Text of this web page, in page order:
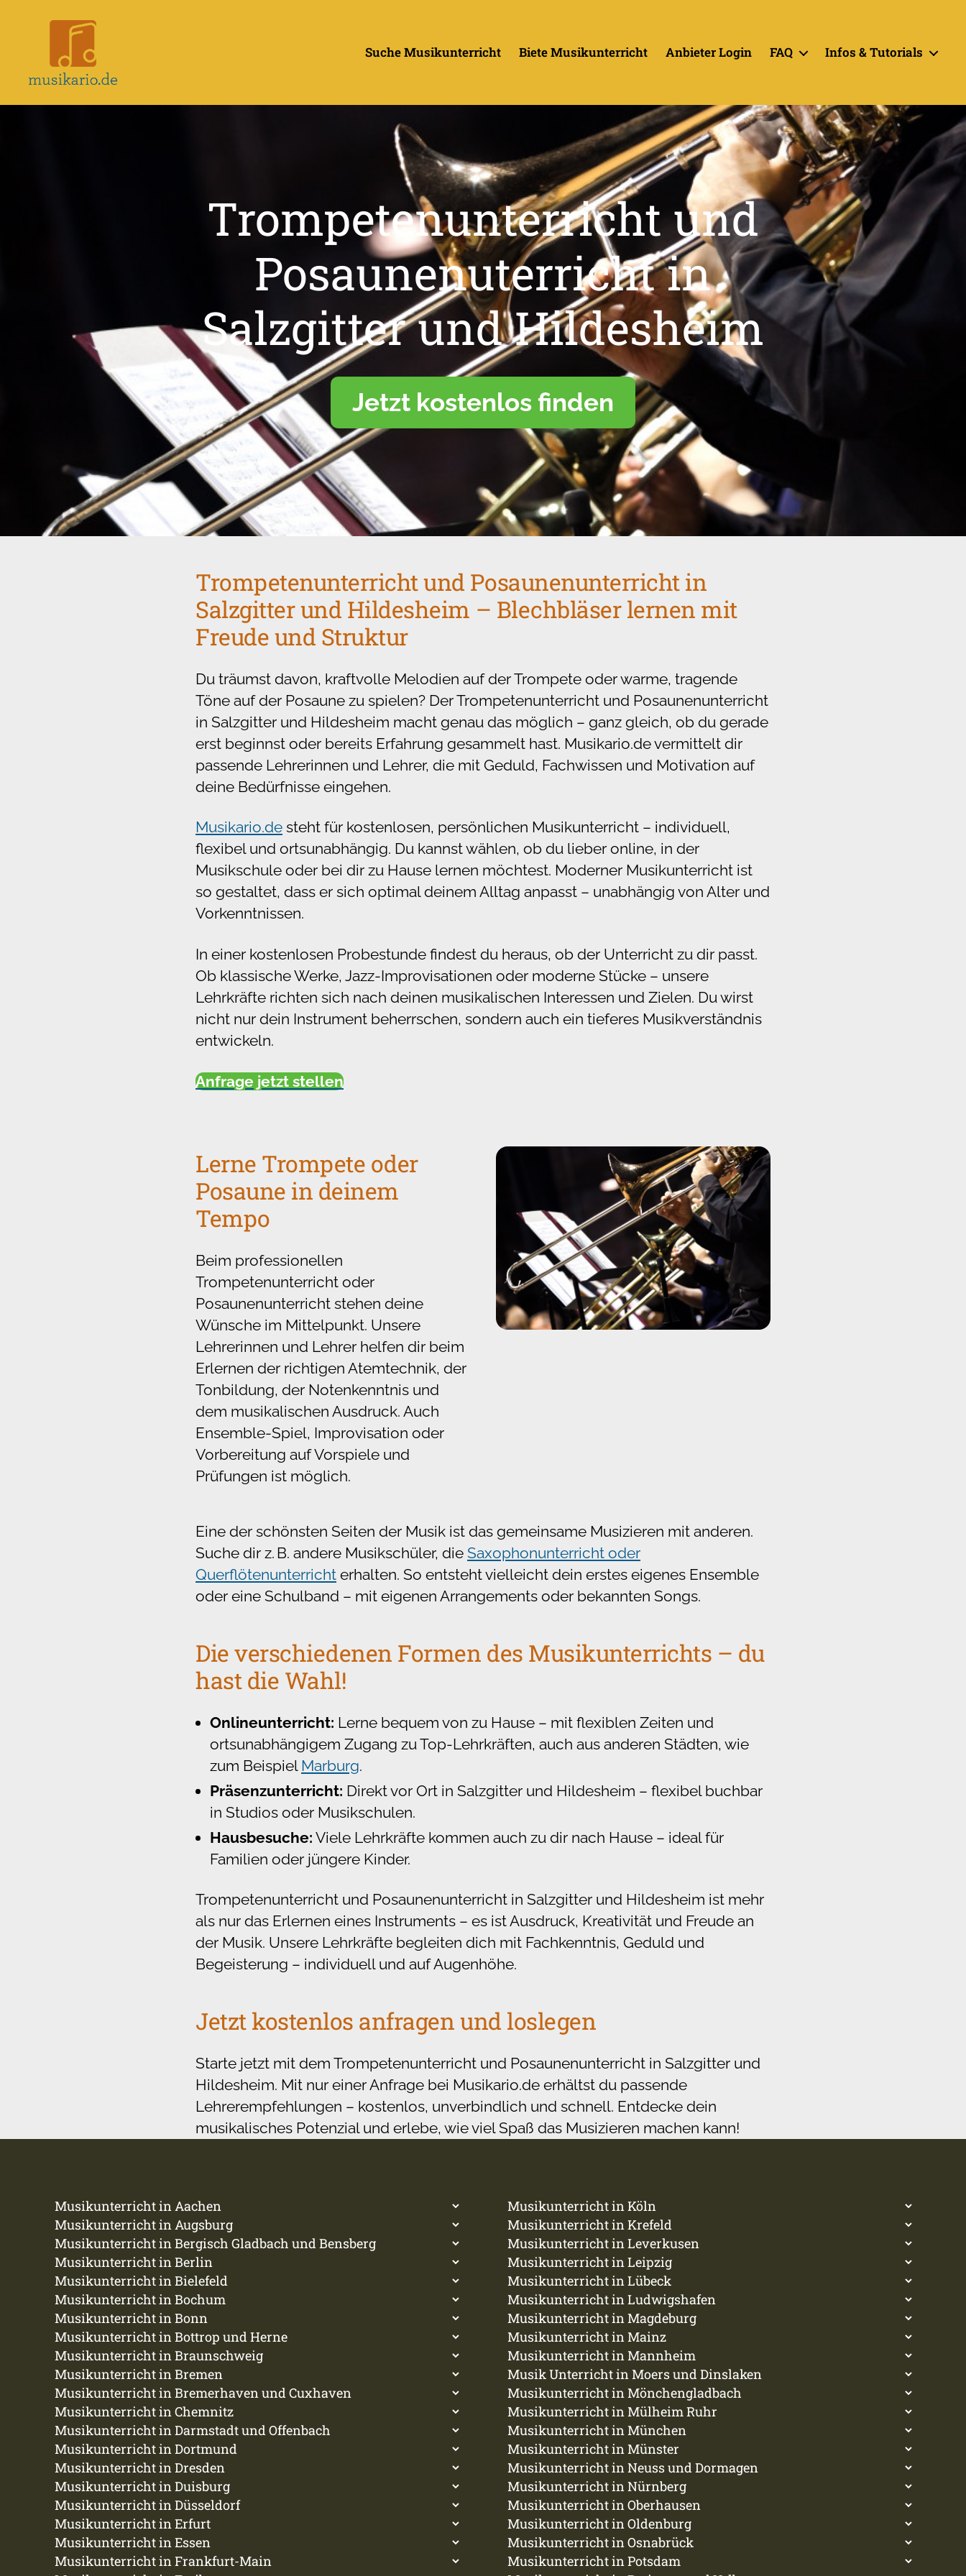
–
Suche Musikunterricht Biete Musikunterricht Anbieter Login FAQ Infos & Tutorials
Trompetenunterricht und
Posaunenuterricht in
Salzgitter und Hildesheim
Jetzt kostenlos finden
Trompetenunterricht und Posaunenunterricht in
Salzgitter und Hildesheim – Blechbläser lernen mit
Freude und Struktur
Du träumst davon, kraftvolle Melodien auf der Trompete oder warme, tragende
Töne auf der Posaune zu spielen? Der Trompetenunterricht und Posaunenunterricht
in Salzgitter und Hildesheim macht genau das möglich – ganz gleich, ob du gerade
erst beginnst oder bereits Erfahrung gesammelt hast. Musikario.de vermittelt dir
passende Lehrerinnen und Lehrer, die mit Geduld, Fachwissen und Motivation auf
deine Bedürfnisse eingehen.
Musikario.de steht für kostenlosen, persönlichen Musikunterricht – individuell,
flexibel und ortsunabhängig. Du kannst wählen, ob du lieber online, in der
Musikschule oder bei dir zu Hause lernen möchtest. Moderner Musikunterricht ist
so gestaltet, dass er sich optimal deinem Alltag anpasst – unabhängig von Alter und
Vorkenntnissen.
In einer kostenlosen Probestunde findest du heraus, ob der Unterricht zu dir passt.
Ob klassische Werke, Jazz-Improvisationen oder moderne Stücke – unsere
Lehrkräfte richten sich nach deinen musikalischen Interessen und Zielen. Du wirst
nicht nur dein Instrument beherrschen, sondern auch ein tieferes Musikverständnis
entwickeln.
Anfrage jetzt stellen
Lerne Trompete oder
Posaune in deinem
Tempo
Beim professionellen
Trompetenunterricht oder
Posaunenunterricht stehen deine
Wünsche im Mittelpunkt. Unsere
Lehrerinnen und Lehrer helfen dir beim
Erlernen der richtigen Atemtechnik, der
Tonbildung, der Notenkenntnis und
dem musikalischen Ausdruck. Auch
Ensemble-Spiel, Improvisation oder
Vorbereitung auf Vorspiele und
Prüfungen ist möglich.
Eine der schönsten Seiten der Musik ist das gemeinsame Musizieren mit anderen.
Suche dir z. B. andere Musikschüler, die Saxophonunterricht oder
Querflötenunterricht erhalten. So entsteht vielleicht dein erstes eigenes Ensemble
oder eine Schulband – mit eigenen Arrangements oder bekannten Songs.
Die verschiedenen Formen des Musikunterrichts – du
hast die Wahl!
Onlineunterricht: Lerne bequem von zu Hause – mit flexiblen Zeiten und
ortsunabhängigem Zugang zu Top-Lehrkräften, auch aus anderen Städten, wie
zum Beispiel Marburg.
Präsenzunterricht: Direkt vor Ort in Salzgitter und Hildesheim – flexibel buchbar
in Studios oder Musikschulen.
Hausbesuche: Viele Lehrkräfte kommen auch zu dir nach Hause – ideal für
Familien oder jüngere Kinder.
Trompetenunterricht und Posaunenunterricht in Salzgitter und Hildesheim ist mehr
als nur das Erlernen eines Instruments – es ist Ausdruck, Kreativität und Freude an
der Musik. Unsere Lehrkräfte begleiten dich mit Fachkenntnis, Geduld und
Begeisterung – individuell und auf Augenhöhe.
Jetzt kostenlos anfragen und loslegen
Starte jetzt mit dem Trompetenunterricht und Posaunenunterricht in Salzgitter und
Hildesheim. Mit nur einer Anfrage bei Musikario.de erhältst du passende
Lehrerempfehlungen – kostenlos, unverbindlich und schnell. Entdecke dein
musikalisches Potenzial und erlebe, wie viel Spaß das Musizieren machen kann!